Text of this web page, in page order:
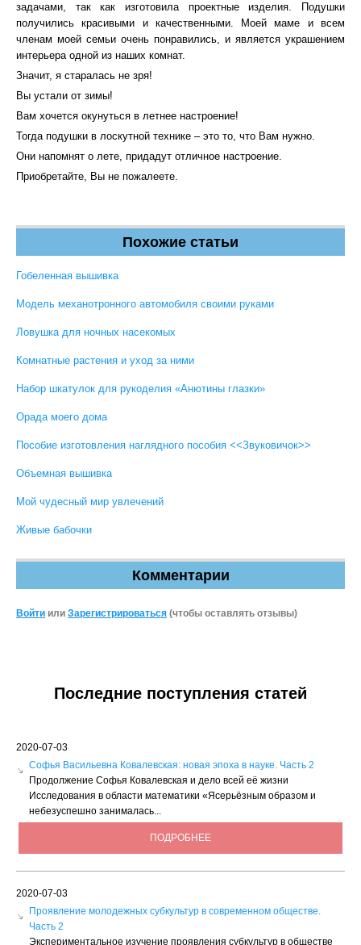
задачами, так как изготовила проектные изделия. Подушки
получились красивыми и качественными. Моей маме и всем
членам моей семьи очень понравились, и является украшением
интерьера одной из наших комнат.
Значит, я старалась не зря!
Вы устали от зимы!
Вам хочется окунуться в летнее настроение!
Тогда подушки в лоскутной технике – это то, что Вам нужно.
Они напомнят о лете, придадут отличное настроение.
Приобретайте, Вы не пожалеете.
Похожие статьи
Гобеленная вышивка
Модель механотронного автомобиля своими руками
Ловушка для ночных насекомых
Комнатные растения и уход за ними
Набор шкатулок для рукоделия «Анютины глазки»
Орада моего дома
Пособие изготовления наглядного пособия <<Звуковичок>>
Объемная вышивка
Мой чудесный мир увлечений
Живые бабочки
Комментарии
Войти или Зарегистрироваться (чтобы оставлять отзывы)
Последние поступления статей
2020-07-03
Софья Васильевна Ковалевская: новая эпоха в науке. Часть 2
Продолжение Софья Ковалевская и дело всей её жизни
Исследования в области математики «Ясерьёзным образом и
небезуспешно занималась...
ПОДРОБНЕЕ
2020-07-03
Проявление молодежных субкультур в современном обществе.
Часть 2
Экспериментальное изучение проявления субкультур в обществе